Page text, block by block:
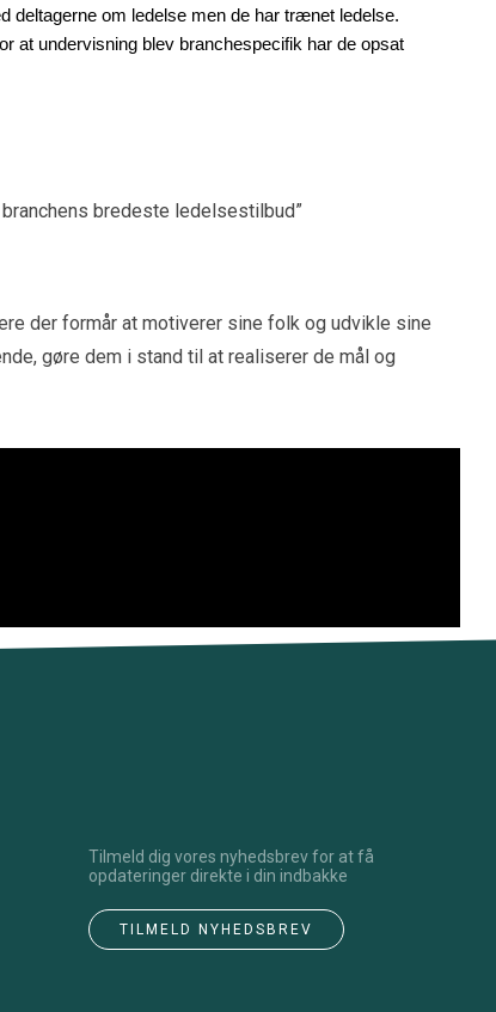
om ledelse men de har trænet ledelse.
at undervisning blev branchespecifik har de opsat
bredeste ledelsestilbud”
der formår at motiverer sine folk og udvikle sine
gøre dem i stand til at realiserer de mål og
Tilmeld dig vores nyhedsbrev for at få
opdateringer direkte i din indbakke
TILMELD NYHEDSBREV